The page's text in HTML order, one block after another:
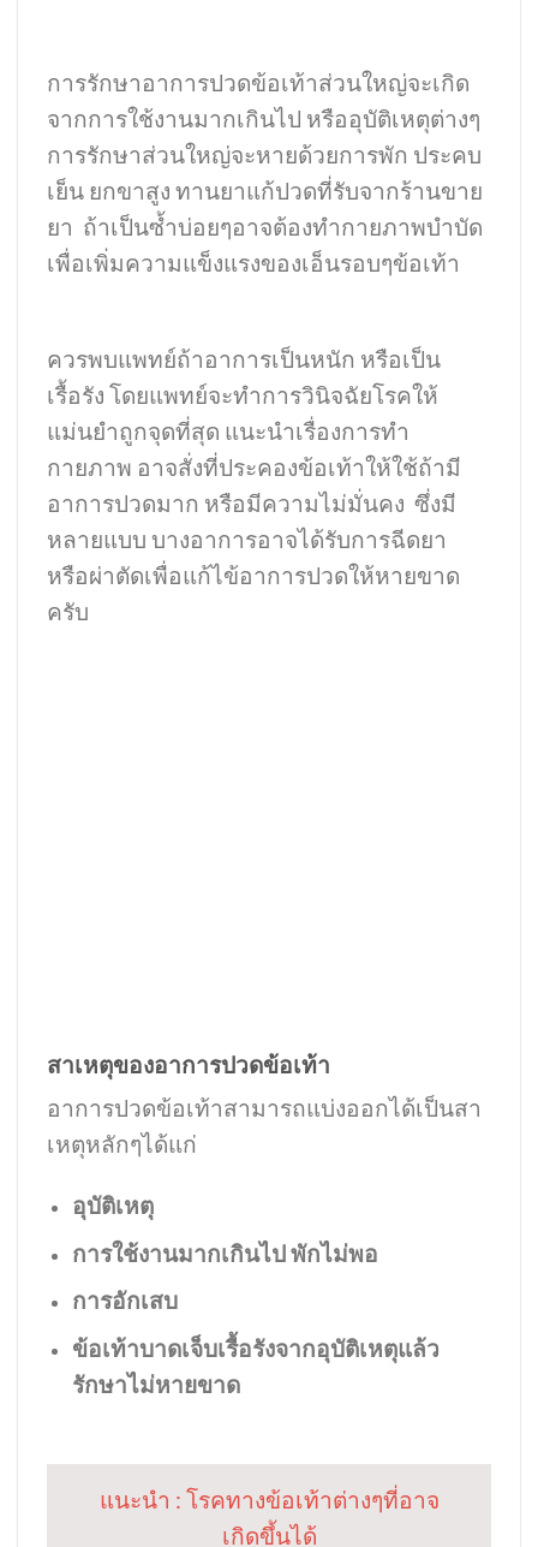
การรักษาอาการปวดข้อเท้าส่วนใหญ่จะเกิด
จากการใช้งานมากเกินไป หรืออุบัติเหตุต่างๆ
การรักษาส่วนใหญ่จะหายด้วยการพัก ประคบ
เย็น ยกขาสูง ทานยาแก้ปวดที่รับจากร้านขาย
ยา ถ้าเป็นซ้ำบ่อยๆอาจต้องทำกายภาพบำบัด
เพื่อเพิ่มความแข็งแรงของเอ็นรอบๆข้อเท้า
ควรพบแพทย์ถ้าอาการเป็นหนัก หรือเป็น
เรื้อรัง โดยแพทย์จะทำการวินิจฉัยโรคให้
แม่นยำถูกจุดที่สุด แนะนำเรื่องการทำ
กายภาพ อาจสั่งที่ประคองข้อเท้าให้ใช้ถ้ามี
อาการปวดมาก หรือมีความไม่มั่นคง ซึ่งมี
หลายแบบ บางอาการอาจได้รับการฉีดยา
หรือผ่าตัดเพื่อแก้ไข้อาการปวดให้หายขาด
ครับ
สาเหตุของอาการปวดข้อเท้า
อาการปวดข้อเท้าสามารถแบ่งออกได้เป็นสา
เหตุหลักๆได้แก่
อุบัติเหตุ
การใช้งานมากเกินไป พักไม่พอ
การอักเสบ
ข้อเท้าบาดเจ็บเรื้อรังจากอุบัติเหตุแล้ว
รักษาไม่หายขาด
แนะนำ : โรคทางข้อเท้าต่างๆที่อาจ
เกิดขึ้นได้